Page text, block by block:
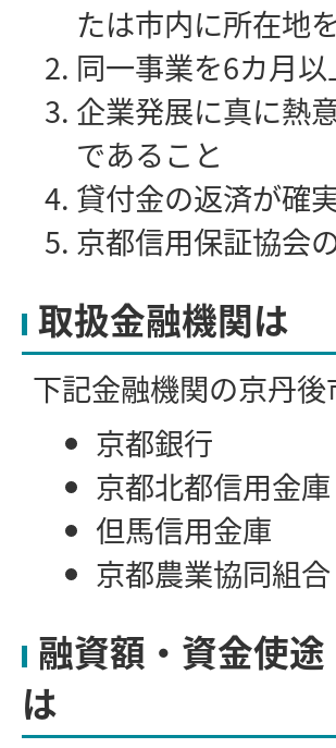
たは市内に所在地
同一事業を6カ月
企業発展に真に熱
であること
貸付金の返済が確
京都信用保証協会
取扱金融機関は
下記金融機関の京丹
京都銀行
京都北都信用金庫
但馬信用金庫
京都農業協同組合
融資額・資金使
は